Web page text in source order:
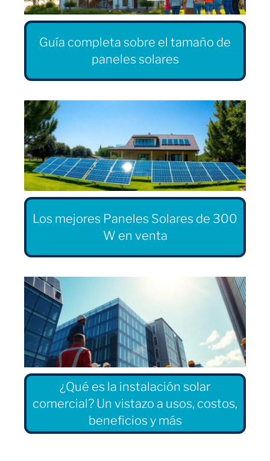
Guía completa sobre el tamaño de
paneles solares
Los mejores Paneles Solares de 300
W en venta
¿Qué es la instalación solar
comercial? Un vistazo a usos, costos,
beneficios y más